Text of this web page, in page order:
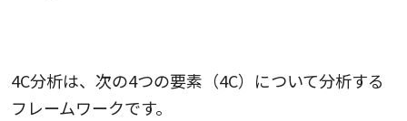
4C分析は、次の4つの要素（4C）について分析する
フレームワークです。